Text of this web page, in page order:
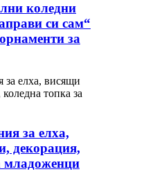
коледни
си сам“
за
за елха,
декорация,
младоженци